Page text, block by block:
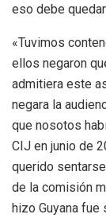
eso debe
«Tuvimos
ellos negaron
admitiera este
negara la
que nosotos
CIJ en junio de
querido
de la comisión
hizo Guyana fue